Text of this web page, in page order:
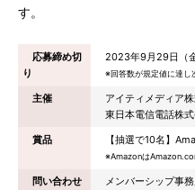
す。
応募締め切
り
2023年9月29日（
※回答数が規定値に達し
主催
アイティメディア株
東日本電信電話株式
賞品
【抽選で10名】
※Amazonは
問い合わせ
メンバーシップ事